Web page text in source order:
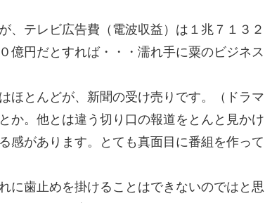
、テレビ広告費（電波収益）は１兆７１３２
億円だとすれば・・・濡れ手に粟のビジネス
ほとんどが、新聞の受け売りです。（ドラマ
か。他とは違う切り口の報道をとんと見かけ
感があります。とても真面目に番組を作って
に歯止めを掛けることはできないのではと思